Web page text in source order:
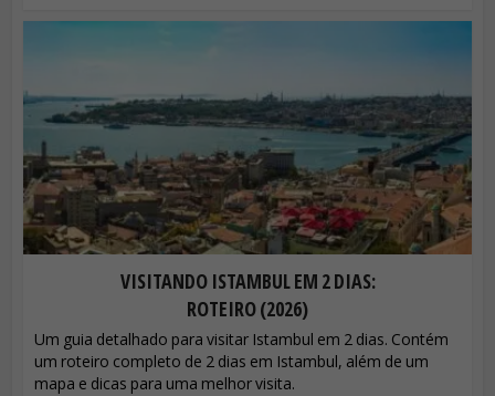
VISITANDO ISTAMBUL EM 2 DIAS:
ROTEIRO (2026)
Um guia detalhado para visitar Istambul em 2 dias. Contém
um roteiro completo de 2 dias em Istambul, além de um
mapa e dicas para uma melhor visita.